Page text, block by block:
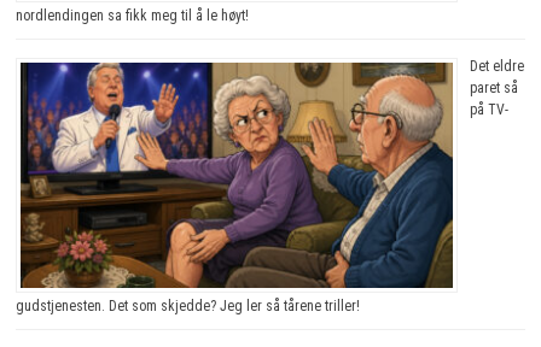
nordlendingen sa fikk meg til å le høyt!
Det eldre
paret så
på TV-
gudstjenesten. Det som skjedde? Jeg ler så tårene triller!